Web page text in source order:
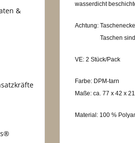
&
wasserdicht
Achtung:
Taschen sind
VE: 2 Stück/Pack
Farbe: DPM-tarn
Maße: ca. 77 x 42 x
Material: 100 %